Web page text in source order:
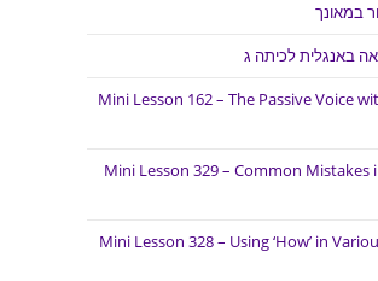
במאונך
Mini Lesson 162 – The Passive Voice
Mini Lesson 329 – Common Mistakes
Mini Lesson 328 – Using ‘How’ in